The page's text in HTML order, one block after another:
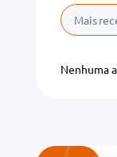
Mais
Nenhuma